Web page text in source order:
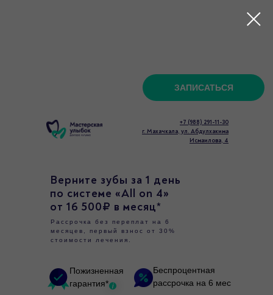
Верните зубы за 1 день
по системе «All on 4»
от 16 500₽ в месяц*
Рассрочка без переплат на 6
месяцев, первый взнос от 30%
стоимости лечения.
Пожизненная
гарантия*
Беспроцентная
рассрочка на 6 мес
ЗАПИСАТЬСЯ
+7 (988) 291-11-30
г. Махачкала, ул. Абдулхакима
Исмаилова, 4
i